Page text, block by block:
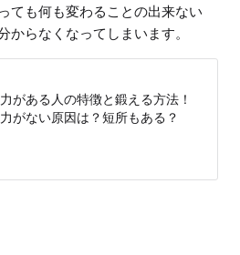
ても何も変わることの出来ない
からなくなってしまいます。
がある人の特徴と鍛える方法！
がない原因は？短所もある？